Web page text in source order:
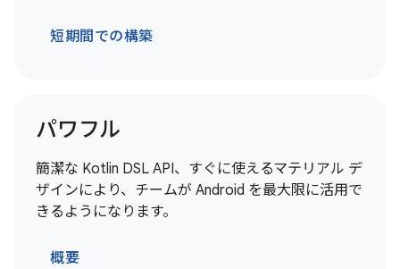
短期間での構築
パワフル
簡潔な Kotlin DSL API、すぐに使えるマテリアル デ
ザインにより、チームが Android を最大限に活用で
きるようになります。
概要